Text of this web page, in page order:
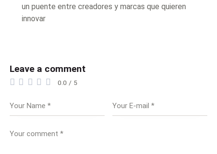
un puente entre creadores y marcas que quieren
innovar
Leave a comment
0.0 / 5